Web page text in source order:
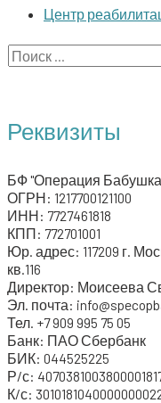
Центр
S
r
h
f
o
r
:
Реквизиты
БФ "Операция
ОГРН: 1217700121100
ИНН: 7727461818
КПП: 772701001
Юр. адрес: 117209 г.
кв.116
Директор: Моисеева
Эл. почта:
Тел. +7 909 995 75 05
Банк: ПАО Сбербанк
БИК: 044525225
Р/с:
К/с: